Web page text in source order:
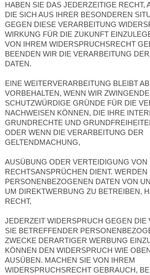
HABEN SIE DAS JEDERZEITIGE RECHT,
DIE SICH AUS IHRER BESONDEREN
GEGEN DIESE VERARBEITUNG
WIRKUNG FÜR DIE ZUKUNFT
VON IHREM WIDERSPRUCHSRECHT
BEENDEN WIR DIE VERARBEITUNG
DATEN.
EINE WEITERVERARBEITUNG BLEIBT
VORBEHALTEN, WENN WIR ZWINGENDE
SCHUTZWÜRDIGE GRÜNDE FÜR DIE
NACHWEISEN KÖNNEN, DIE IHRE
GRUNDRECHTE UND
ODER WENN DIE VERARBEITUNG DER
GELTENDMACHUNG,
AUSÜBUNG ODER VERTEIDIGUNG VON
RECHTSANSPRÜCHEN DIENT. WERDEN
PERSONENBEZOGENEN DATEN VON
UM DIREKTWERBUNG ZU BETREIBEN,
RECHT,
JEDERZEIT WIDERSPRUCH GEGEN DIE
SIE BETREFFENDER
ZWECKE DERARTIGER WERBUNG
KÖNNEN DEN WIDERSPRUCH WIE
AUSÜBEN. MACHEN SIE VON IHREM
WIDERSPRUCHSRECHT GEBRAUCH,